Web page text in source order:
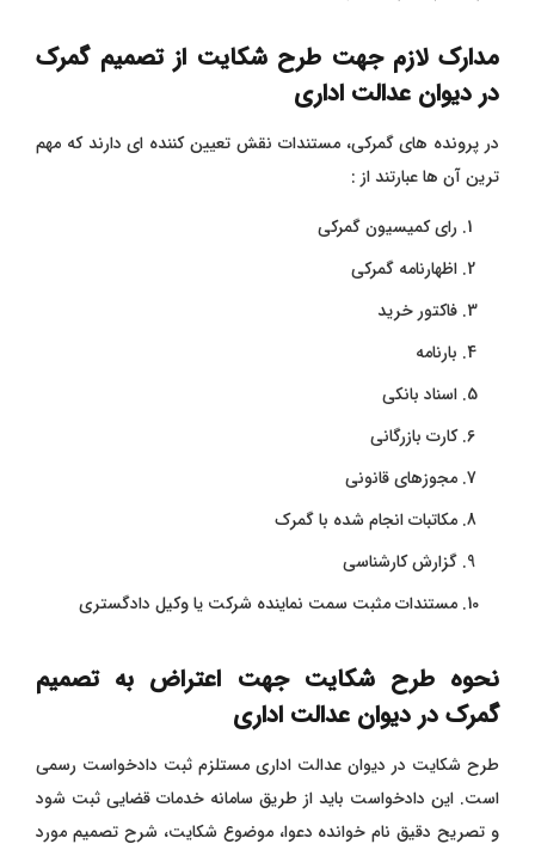
مدارک لازم جهت طرح شکایت از تصمیم گمرک
در دیوان عدالت اداری
در پرونده های گمرکی، مستندات نقش تعیین کننده ای دارند که مهم
ترین آن ها عبارتند از :
رای کمیسیون گمرکی
اظهارنامه گمرکی
فاکتور خرید
بارنامه
اسناد بانکی
کارت بازرگانی
مجوزهای قانونی
مکاتبات انجام شده با گمرک
گزارش کارشناسی
مستندات مثبت سمت نماینده شرکت یا وکیل دادگستری
نحوه طرح شکایت جهت اعتراض به تصمیم
گمرک در دیوان عدالت اداری
طرح شکایت در دیوان عدالت اداری مستلزم ثبت دادخواست رسمی
است. این دادخواست باید از طریق سامانه خدمات قضایی ثبت شود
و تصریح دقیق نام خوانده دعوا، موضوع شکایت، شرح تصمیم مورد